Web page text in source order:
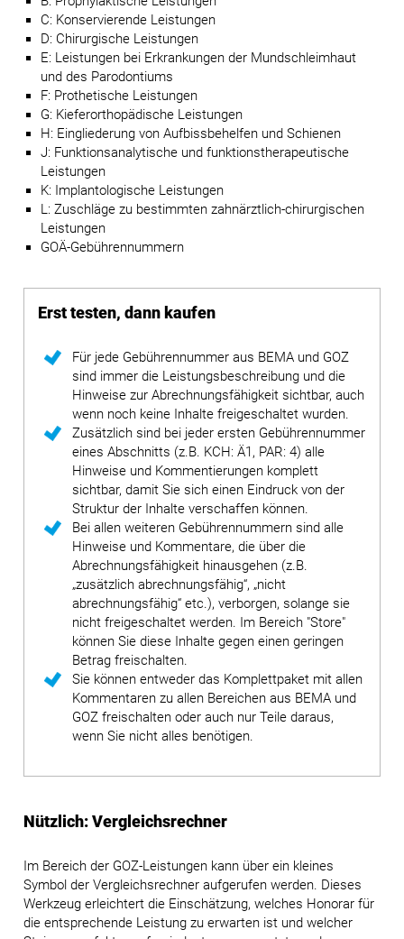
C: Konservierende Leistungen
D: Chirurgische Leistungen
E: Leistungen bei Erkrankungen der Mundschleimhaut
und des Parodontiums
F: Prothetische Leistungen
G: Kieferorthopädische Leistungen
H: Eingliederung von Aufbissbehelfen und Schienen
J: Funktionsanalytische und funktionstherapeutische
Leistungen
K: Implantologische Leistungen
L: Zuschläge zu bestimmten zahnärztlich-chirurgischen
Leistungen
GOÄ-Gebührennummern
Erst testen, dann kaufen
Für jede Gebührennummer aus BEMA und GOZ
sind immer die Leistungsbeschreibung und die
Hinweise zur Abrechnungsfähigkeit sichtbar, auch
wenn noch keine Inhalte freigeschaltet wurden.
Zusätzlich sind bei jeder ersten Gebührennummer
eines Abschnitts (z.B. KCH: Ä1, PAR: 4) alle
Hinweise und Kommentierungen komplett
sichtbar, damit Sie sich einen Eindruck von der
Struktur der Inhalte verschaffen können.
Bei allen weiteren Gebührennummern sind alle
Hinweise und Kommentare, die über die
Abrechnungsfähigkeit hinausgehen (z.B.
„zusätzlich abrechnungsfähig“, „nicht
abrechnungsfähig“ etc.), verborgen, solange sie
nicht freigeschaltet werden. Im Bereich "Store"
können Sie diese Inhalte gegen einen geringen
Betrag freischalten.
Sie können entweder das Komplettpaket mit allen
Kommentaren zu allen Bereichen aus BEMA und
GOZ freischalten oder auch nur Teile daraus,
wenn Sie nicht alles benötigen.
Nützlich: Vergleichsrechner
Im Bereich der GOZ-Leistungen kann über ein kleines
Symbol der Vergleichsrechner aufgerufen werden. Dieses
Werkzeug erleichtert die Einschätzung, welches Honorar für
die entsprechende Leistung zu erwarten ist und welcher